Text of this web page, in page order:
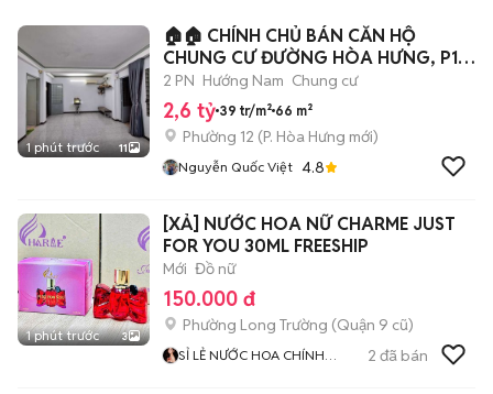
1 phút trước 11
🏠🏠 CHÍNH CHỦ BÁN CĂN HỘ
CHUNG CƯ ĐƯỜNG HÒA HƯNG, P12,
Q10
2 PN Hướng Nam Chung cư
2,6 tỷ 39 tr/m² 66 m²
Phường 12 (P. Hòa Hưng mới)
Nguyễn Quốc Việt 4.8
1 phút trước 3
[XẢ] NƯỚC HOA NỮ CHARME JUST
FOR YOU 30ML FREESHIP
Mới Đồ nữ
150.000 đ
Phường Long Trường (Quận 9 cũ)
SỈ LẺ NƯỚC HOA CHÍNH
2 đã bán